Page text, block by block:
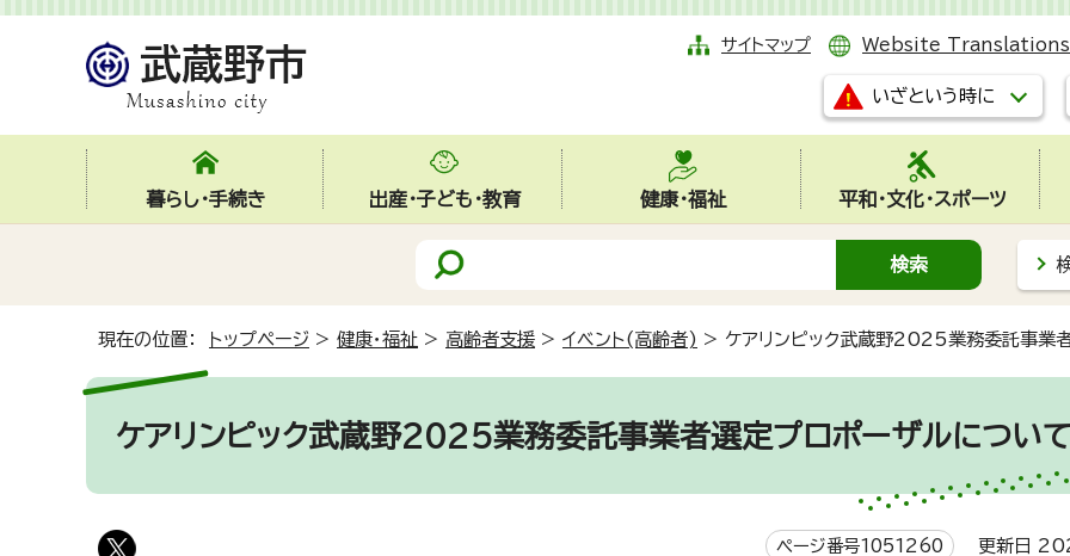
サイトマップ Website Translations
いざという時に
暮らし・手続き 出産・子ども・教育 健康・福祉 平和・文化・スポーツ
現在の位置： トップページ > 健康・福祉 > 高齢者支援 > イベント(高齢者) > ケアリンピック武蔵野2025業務委託事業
ケアリンピック武蔵野2025業務委託事業者選定プロポーザルについ
ページ番号1051260 更新日